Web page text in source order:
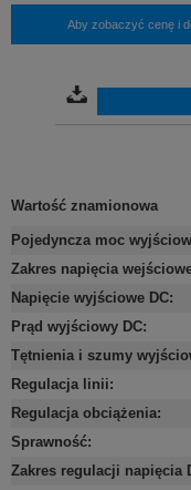
Aby zobaczyć cenę i
Wartość znamionowa
Pojedyncza moc
Zakres napięcia
Napięcie wyjściowe DC:
Prąd wyjściowy DC:
Tętnienia i szumy
Regulacja linii:
Regulacja obciążenia:
Sprawność:
Zakres regulacji napięcia